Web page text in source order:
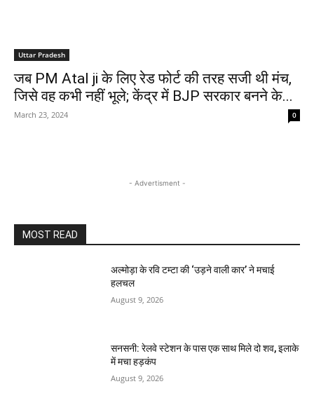
Uttar Pradesh
जब PM Atal ji के लिए रेड फोर्ट की तरह सजी थी मंच,
जिसे वह कभी नहीं भूले; केंद्र में BJP सरकार बनने के...
March 23, 2024 0
- Advertisment -
MOST READ
अल्मोड़ा के रवि टम्टा की ‘उड़ने वाली कार’ ने मचाई
हलचल
August 9, 2026
सनसनी: रेलवे स्टेशन के पास एक साथ मिले दो शव, इलाके
में मचा हड़कंप
August 9, 2026